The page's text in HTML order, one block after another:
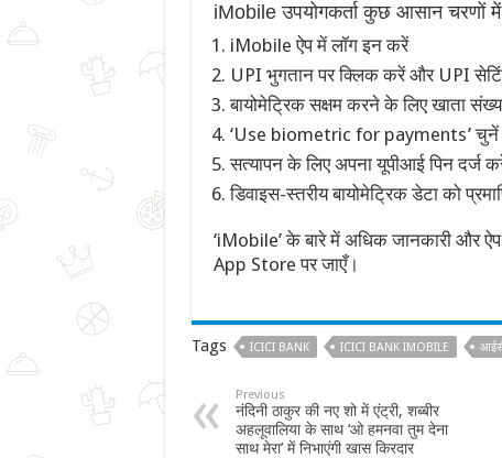
iMobile उपयोगकर्ता कुछ आसान चरणों
iMobile ऐप में लॉग इन करें
UPI भुगतान पर क्लिक करें और UPI
बायोमेट्रिक सक्षम करने के लिए खाता
‘Use biometric for payments’ चुनें
सत्यापन के लिए अपना यूपीआई पिन दर्ज
डिवाइस-स्तरीय बायोमेट्रिक डेटा को
‘iMobile’ के बारे में अधिक जानकारी और
App Store पर जाएँ।
Tags ICICI BANK ICICI BANK IMOBILE
Previous
नंदिनी ठाकुर की नए शो में एंट्री, शब्बीर
अहलूवालिया के साथ ‘ओ हमनवा तुम देना
साथ मेरा’ में निभाएंगी खास किरदार